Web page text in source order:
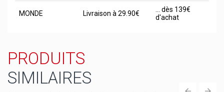
MONDE Livraison à 29.90€
... dès 139€
d'achat
PRODUITS
SIMILAIRES